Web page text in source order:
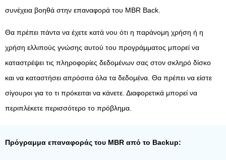
συνέχεια βοηθά στην επαναφορά του MBR Back.
Θα πρέπει πάντα να έχετε κατά νου ότι η παράνομη χρήση ή η
χρήση ελλιπούς γνώσης αυτού του προγράμματος μπορεί να
καταστρέψει τις πληροφορίες δεδομένων σας στον σκληρό δίσκο
και να καταστήσει απρόσιτα όλα τα δεδομένα. Θα πρέπει να είστε
σίγουροι για το τι πρόκειται να κάνετε. Διαφορετικά μπορεί να
περιπλέκετε περισσότερο το πρόβλημα.
Πρόγραμμα επαναφοράς του MBR από το Backup: